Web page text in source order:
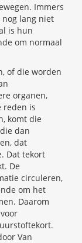
Immers
nog lang niet
is hun
om normaal
of die worden
organen,
reden is
komt die
dan
dat
Dat tekort
De
circuleren,
om het
Daarom
Van